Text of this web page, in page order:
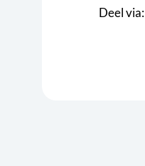
Deel via: